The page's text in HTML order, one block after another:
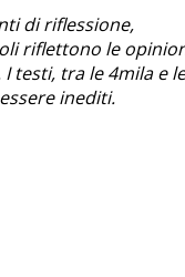
di riflessione,
riflettono le
I testi, tra le 4mila e le
inediti.